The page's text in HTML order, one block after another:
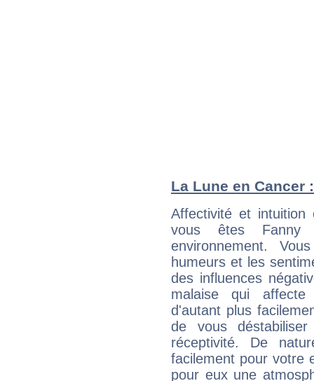
La Lune en Cancer
Affectivité et intuition
vous êtes
environnement.
humeurs et les
des influences
malaise qui
d'autant plus
de vous
réceptivité. De
facilement pour votre
pour eux une